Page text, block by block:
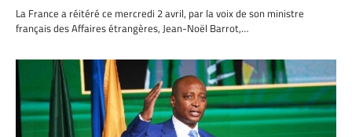
La France a réitéré ce mercredi 2 avril, par la voix de son ministre
français des Affaires étrangères, Jean-Noël Barrot,…